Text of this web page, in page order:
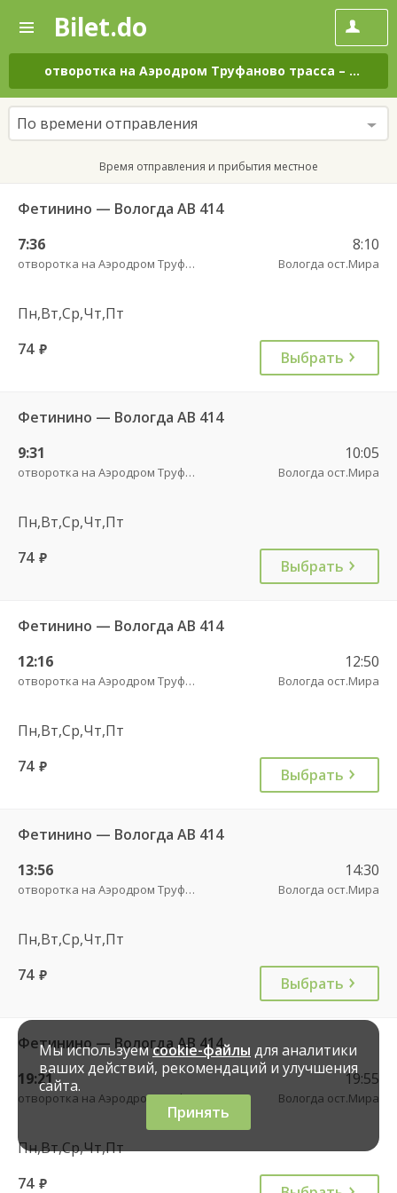
—
Поиск
и
покупка
билетов
на
автобус
онлайн
Bilet.do
отворотка на Аэродром Труфаново трасса –
По времени отправления
Время отправления и прибытия местное
Фетинино — Вологда АВ 414
7:36
отворотка на Аэродром Труфаново трасса
8:10
Вологда ост.Мира
Пн,Вт,Ср,Чт,Пт
74 руб. Выбрать
Фетинино — Вологда АВ 414
9:31
отворотка на Аэродром Труфаново трасса
10:05
Вологда ост.Мира
Пн,Вт,Ср,Чт,Пт
74 руб. Выбрать
Фетинино — Вологда АВ 414
12:16
отворотка на Аэродром Труфаново трасса
12:50
Вологда ост.Мира
Пн,Вт,Ср,Чт,Пт
74 руб. Выбрать
Фетинино — Вологда АВ 414
13:56
отворотка на Аэродром Труфаново трасса
14:30
Вологда ост.Мира
Пн,Вт,Ср,Чт,Пт
74 руб. Выбрать
Фетинино — Вологда АВ 414
19:21
отворотка на Аэродром Труфаново трасса
19:55
Вологда ост.Мира
Пн,Вт,Ср,Чт,Пт
74 руб.
Мы используемcookie-файлы для аналитики
ваших действий, рекомендаций и улучшения
сайта.
Принять